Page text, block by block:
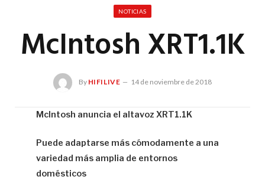
NOTICIAS
McIntosh XRT1.1K
By HIFILIVE 14 de noviembre de 2018
McIntosh anuncia el altavoz XRT1.1K
Puede adaptarse más cómodamente a una
variedad más amplia de entornos
domésticos